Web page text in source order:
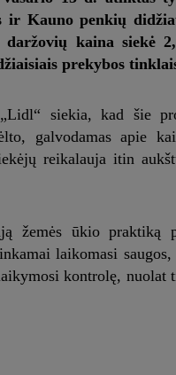
Kauno penkių
kaina siekė
prekybos
siekia, kad šie
galvodamas apie
reikalauja itin
ūkio praktiką
laikomasi
kontrolę, nuolat